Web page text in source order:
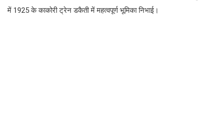
में 1925 के काकोरी ट्रेन डकैती में महत्वपूर्ण भूमिका निभाई।